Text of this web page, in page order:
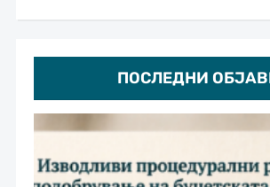
ПОСЛЕДНИ